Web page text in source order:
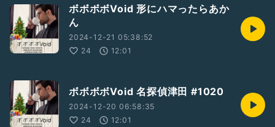
ボボボボVoid 形にハマったらあか
ん
2024-12-21 05:38:52
24
12:01
ボボボボVoid 名探偵津田 #1020
2024-12-20 06:58:35
24
12:01